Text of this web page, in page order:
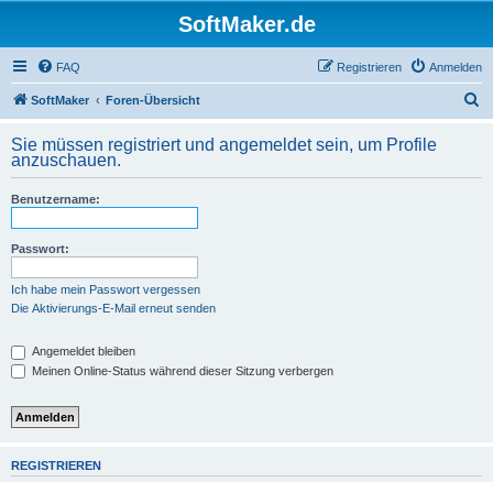
SoftMaker.de
FAQ Anmelden
Registrieren
SoftMaker Foren-Übersicht
h
Sie müssen registriert und angemeldet sein, um Profile
anzuschauen.
Benutzername:
Passwort:
Ich habe mein Passwort vergessen
Die Aktivierungs-E-Mail erneut senden
Angemeldet bleiben
Meinen Online-Status während dieser Sitzung verbergen
REGISTRIEREN